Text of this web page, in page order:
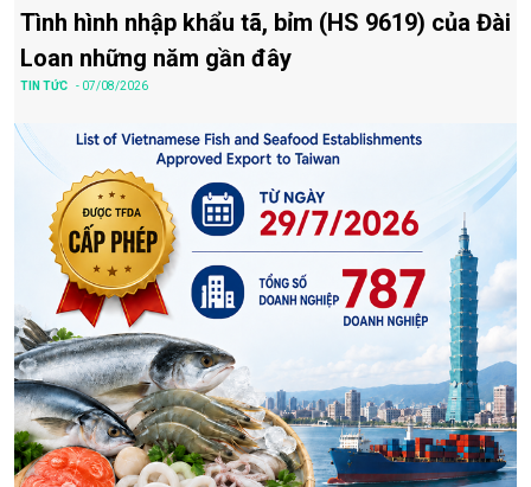
Tình hình nhập khẩu tã, bỉm (HS 9619) của Đài
Loan những năm gần đây
TIN TỨC - 07/08/2026